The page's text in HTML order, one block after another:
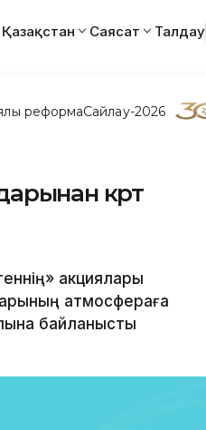
Қазақстан Саясат Талдау
реформаСайлау-2026
күрт
акциялары
атмосфераға
байланысты